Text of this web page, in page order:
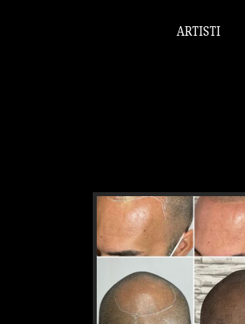
ARTISTI